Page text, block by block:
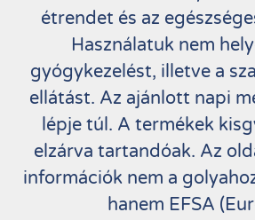
étrendet és az
Használatuk nem
gyógykezelést, illetve a
ellátást. Az ajánlott napi
lépje túl. A termékek
elzárva tartandóak. Az
információk nem a
hanem EFSA